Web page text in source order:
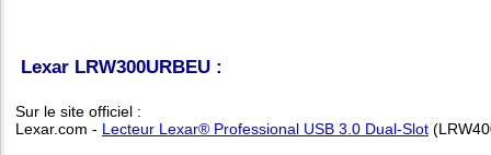
Lexar LRW300URBEU :
Sur le site officiel :
Lexar.com - Lecteur Lexar® Professional USB 3.0 Dual-Slot